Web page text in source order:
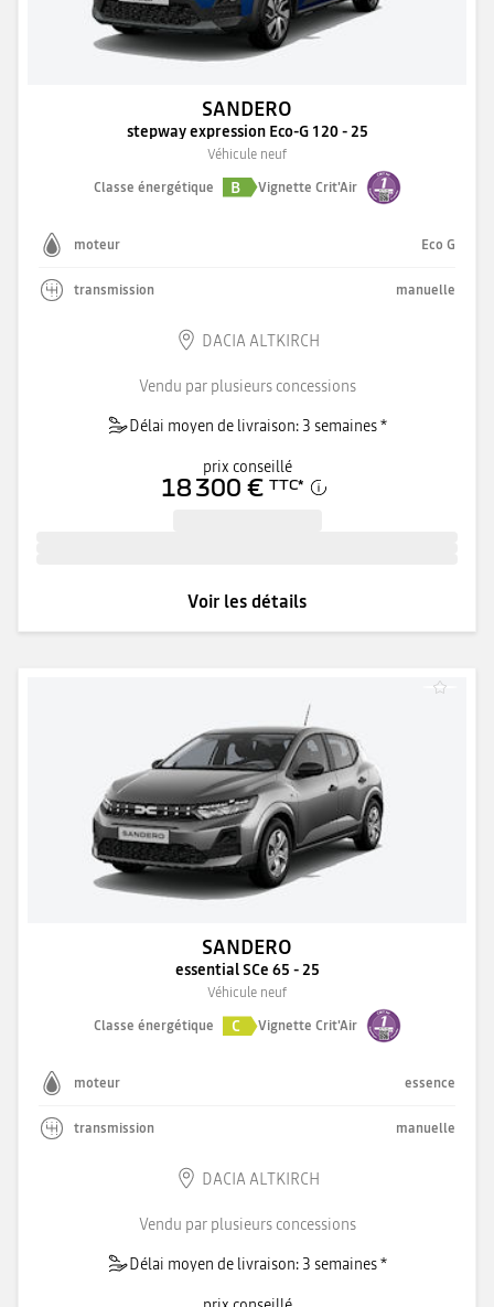
SANDERO
stepway expression Eco-G 120 - 25
Véhicule neuf
Classe énergétique
B Vignette Crit'Air
moteur Eco G
transmission manuelle
DACIA ALTKIRCH
Vendu par plusieurs concessions
Délai moyen de livraison: 3 semaines *
prix conseillé
18 300 € TTC*
Voir les détails
SANDERO
essential SCe 65 - 25
Véhicule neuf
Classe énergétique
C Vignette Crit'Air
moteur essence
transmission manuelle
DACIA ALTKIRCH
Vendu par plusieurs concessions
Délai moyen de livraison: 3 semaines *